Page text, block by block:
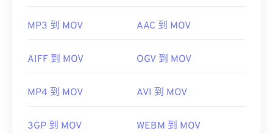
MP3 到 MOV AAC 到 MOV
AIFF 到 MOV OGV 到 MOV
MP4 到 MOV AVI 到 MOV
3GP 到 MOV WEBM 到 MOV